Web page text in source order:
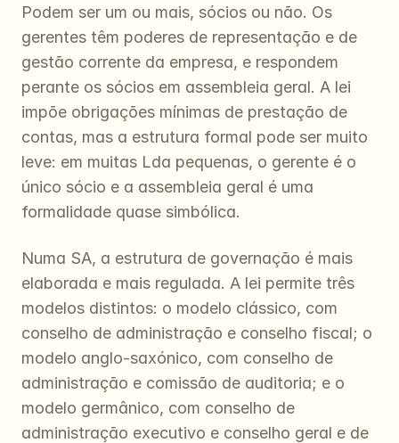
Podem ser um ou mais, sócios ou não. Os
gerentes têm poderes de representação e de
gestão corrente da empresa, e respondem
perante os sócios em assembleia geral. A lei
impõe obrigações mínimas de prestação de
contas, mas a estrutura formal pode ser muito
leve: em muitas Lda pequenas, o gerente é o
único sócio e a assembleia geral é uma
formalidade quase simbólica.
Numa SA, a estrutura de governação é mais
elaborada e mais regulada. A lei permite três
modelos distintos: o modelo clássico, com
conselho de administração e conselho fiscal; o
modelo anglo-saxónico, com conselho de
administração e comissão de auditoria; e o
modelo germânico, com conselho de
administração executivo e conselho geral e de